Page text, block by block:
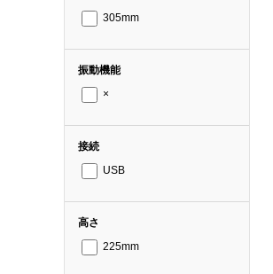
305mm
振動機能
×
接続
USB
高さ
225mm